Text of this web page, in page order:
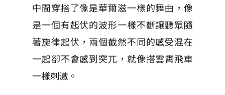
中間穿搭了像是華爾滋一樣的舞曲，像
是一個有起伏的波形一樣不斷讓聽眾隨
著旋律起伏，兩個截然不同的感受混在
一起卻不會感到突兀，就像搭雲霄飛車
一樣刺激。